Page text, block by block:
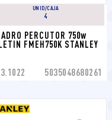
UNID/CAJA
4
PERCUTOR 750w
FMEH750K STANLEY
5035048680261